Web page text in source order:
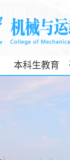
本科生教育